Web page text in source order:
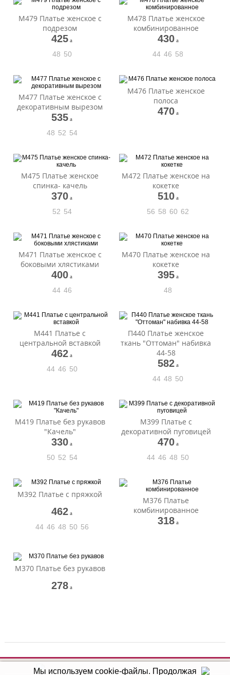
М479 Платье женское с
подрезом
425 a
48 50
М478 Платье женское
комбинированное
430 a
44 46 58
М477 Платье женское с
декоративным вырезом
535 a
48 52 54
М476 Платье женское
полоса
470 a
М475 Платье женское
спинка- качель
370 a
52 54
М472 Платье женское на
кокетке
510 a
56 58 60 62
М471 Платье женское с
боковыми хлястиками
400 a
44 46
М470 Платье женское на
кокетке
395 a
48
М441 Платье с
центральной вставкой
462 a
44 46 50
П440 Платье женское
ткань "Оттоман" набивка
44-58
582 a
44 48 50
М419 Платье без рукавов
"Качель"
330 a
50 52 54
М399 Платье с
декоративной пуговицей
470 a
44 46 48 50
М392 Платье с пряжкой
462 a
44 46 48 50 56
М376 Платье
комбинированное
318 a
М370 Платье без рукавов
278 a
Мы используем cookie-файлы. Продолжая